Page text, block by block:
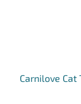
Carnilove Cat